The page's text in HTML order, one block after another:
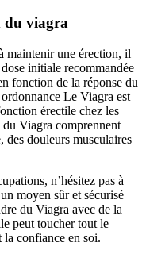
du viagra
maintenir une érection, il
initiale recommandée
fonction de la réponse du
Le Viagra est
érectile chez les
du Viagra comprennent
des douleurs musculaires
n’hésitez pas à
moyen sûr et sécurisé
du Viagra avec de la
peut toucher tout le
la confiance en soi.